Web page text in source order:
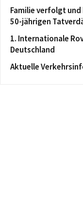
Familie verfolgt
50-jährigen
1. Internationale
Deutschland
Aktuelle